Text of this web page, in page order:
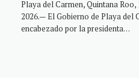
Playa del Carmen, Quintana Roo,
2026.— El Gobierno de Playa del
encabezado por la presidenta…